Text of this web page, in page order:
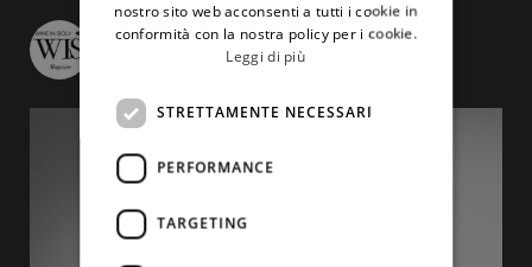
nostro sito web acconsenti a tutti i cookie in
conformità con la nostra policy per i cookie.
Leggi di più
STRETTAMENTE NECESSARI
PERFORMANCE
TARGETING